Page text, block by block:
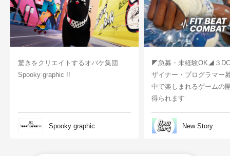
驚きをクリエイトするオバケ集団
Spooky graphic !!
Spooky graphic
◤急募・未経験OK◢３
ザイナー・プログラマー
中で楽しまれるゲームの
得られます
New Story